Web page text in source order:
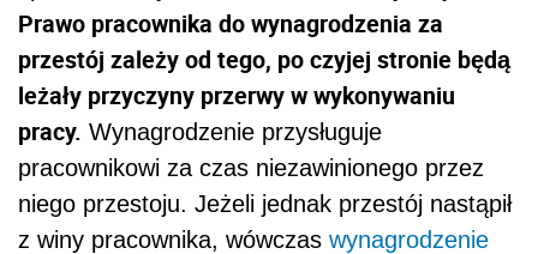
Prawo pracownika do wynagrodzenia za
przestój zależy od tego, po czyjej stronie będą
leżały przyczyny przerwy w wykonywaniu
pracy. Wynagrodzenie przysługuje
pracownikowi za czas niezawinionego przez
niego przestoju. Jeżeli jednak przestój nastąpił
z winy pracownika, wówczas wynagrodzenie